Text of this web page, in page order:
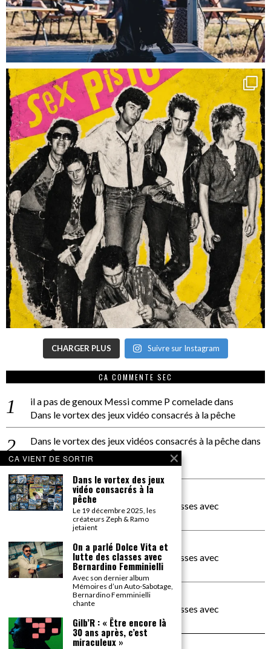
CHARGER PLUS Suivre sur Instagram
CA COMMENTE SEC
il a pas de genoux Messi comme P comeladedans
Dans le vortex des jeux vidéo consacrés à la pêche
Dans le vortex des jeux vidéos consacrés à la pêchedans
PACÔME THIELLEMENT
La séance d’Hip Gnose
La Patrie
dans
On a parlé Dolce Vita et lutte des classes avec
Bernardino Femminielli
carte noire negra à l'o tiededans
On a parlé Dolce Vita et lutte des classes avec
Bernardino Femminielli
moise et son mascarédans
On a parlé Dolce Vita et lutte des classes avec
Bernardino Femminielli
CA VIENT DE SORTIR
Dans le vortex des jeux
vidéo consacrés à la
pêche
Le 19 décembre 2025, les
créateurs Zeph & Ramo
jetaient
On a parlé Dolce Vita et
lutte des classes avec
Bernardino Femminielli
Avec son dernier album
Mémoires d’un Auto-Sabotage,
Bernardino Femminielli
chante
Gilb’R : « Être encore là
30 ans après, c’est
miraculeux »